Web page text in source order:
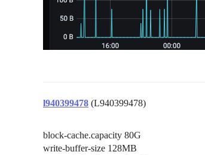
l940399478 (L940399478)
block-cache.capacity 80G
write-buffer-size 128MB